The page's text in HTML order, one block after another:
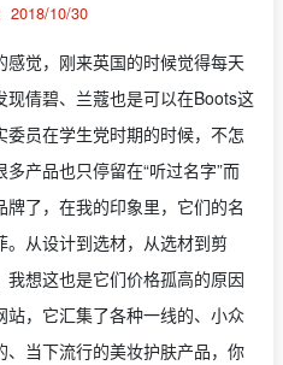
2018/10/30
觉，刚来英国的时候觉得每天
倩碧、兰蔻也是可以在Boots这
员在学生党时期的时候，不怎
产品也只停留在“听过名字”而
了，在我的印象里，它们的名
从设计到选材，从选材到剪
想这也是它们价格孤高的原因
，它汇集了各种一线的、小众
当下流行的美妆护肤产品，你